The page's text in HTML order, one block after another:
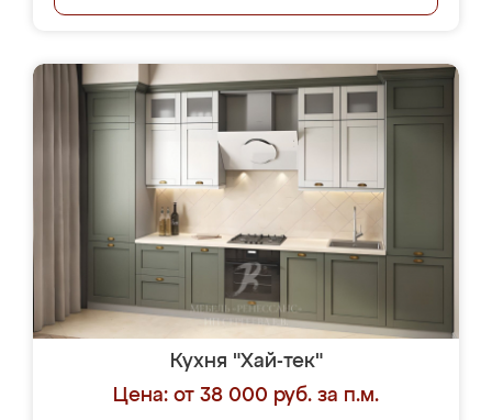
Кухня "Хай-тек"
Цена: от 38 000 руб. за п.м.